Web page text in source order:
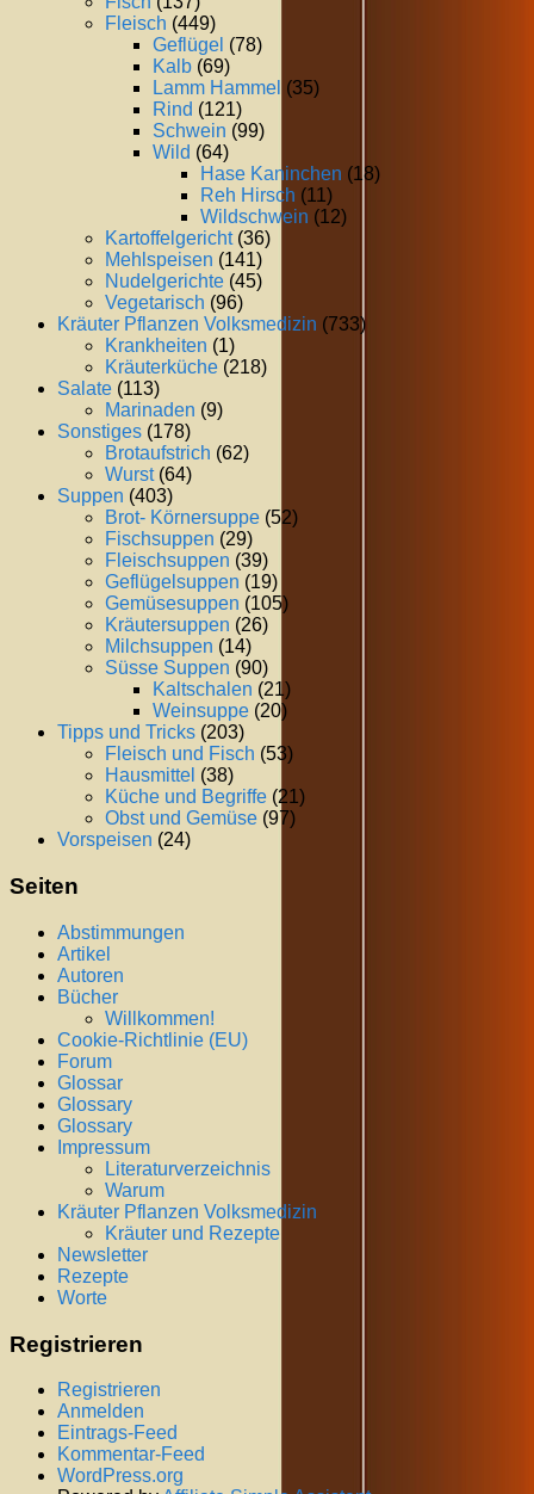
Fleisch (449)
Geflügel (78)
Kalb (69)
Lamm Hammel (35)
Rind (121)
Schwein (99)
Wild (64)
Hase Kaninchen (18)
Reh Hirsch (11)
Wildschwein (12)
Kartoffelgericht(36)
Mehlspeisen (141)
Nudelgerichte (45)
Vegetarisch (96)
Kräuter Pflanzen Volksmedizin (733)
Krankheiten (1)
Kräuterküche (218)
Salate (113)
Marinaden (9)
Sonstiges (178)
Brotaufstrich (62)
Wurst(64)
Suppen (403)
Brot- Körnersuppe (52)
Fischsuppen (29)
Fleischsuppen (39)
Geflügelsuppen (19)
Gemüsesuppen (105)
Kräutersuppen (26)
Milchsuppen (14)
Süsse Suppen (90)
Kaltschalen (21)
Weinsuppe (20)
Tipps und Tricks (203)
Fleisch und Fisch (53)
Hausmittel (38)
Küche und Begriffe (21)
Obst und Gemüse (97)
Vorspeisen (24)
Seiten
Abstimmungen
Artikel
Autoren
Bücher
Willkommen!
Cookie-Richtlinie (EU)
Forum
Glossar
Glossary
Glossary
Impressum
Literaturverzeichnis
Warum
Kräuter Pflanzen Volksmedizin
Kräuter und Rezepte
Newsletter
Rezepte
Worte
Registrieren
Registrieren
Anmelden
Eintrags-Feed
Kommentar-Feed
WordPress.org